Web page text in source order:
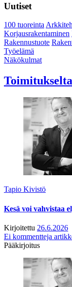
Uutiset
100 tuoreinta
Korjausrakentaminen
Rakennustuote
Työelämä
Näkökulmat
Toimitukselta
Tapio Kivistö
Kesä voi vahvistaa
Kirjoitettu 26.6.2026
Ei kommentteja
Pääkirjoitus